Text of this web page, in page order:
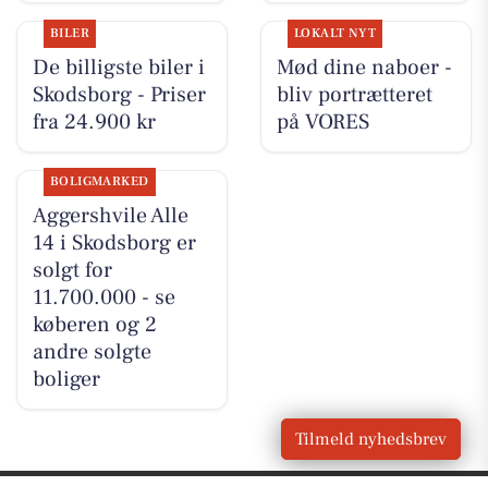
BILER
De billigste biler i
Skodsborg - Priser
fra 24.900 kr
LOKALT NYT
Mød dine naboer -
bliv portrætteret
på VORES
BOLIGMARKED
Aggershvile Alle
14 i Skodsborg er
solgt for
11.700.000 - se
køberen og 2
andre solgte
boliger
Tilmeld nyhedsbrev